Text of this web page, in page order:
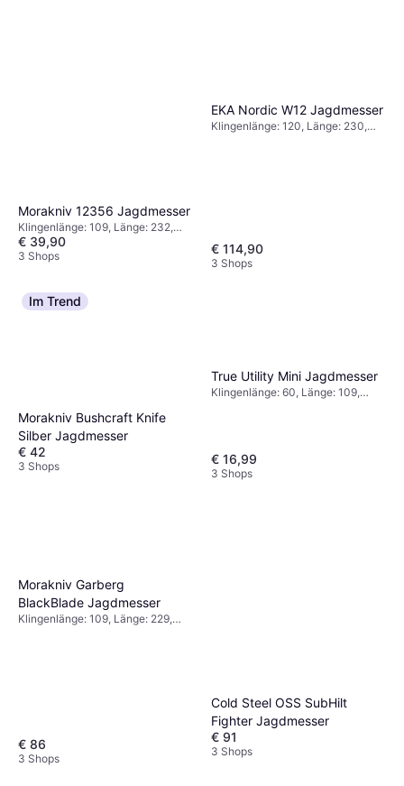
Morakniv 12356 Jagdmesser
Klingenlänge: 109, Länge: 232,
Gewicht: 142
€ 39,90
3 Shops
EKA Nordic W12 Jagdmesser
Klingenlänge: 120, Länge: 230,
€ 114,90
3 Shops
Im Trend
Morakniv Bushcraft Knife
Silber Jagdmesser
€ 42
3 Shops
True Utility Mini Jagdmesser
Klingenlänge: 60, Länge: 109,
€ 16,99
3 Shops
Morakniv Garberg
BlackBlade Jagdmesser
Klingenlänge: 109, Länge: 229,
€ 86
3 Shops
Cold Steel OSS SubHilt
Fighter Jagdmesser
€ 91
3 Shops